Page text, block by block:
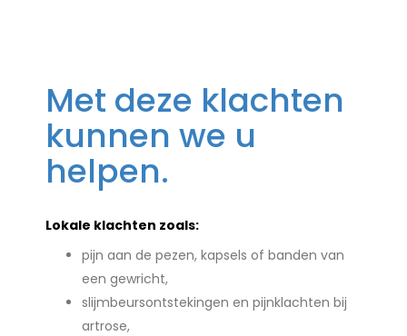
Met deze klachten
kunnen we u
helpen.
Lokale klachten zoals:
pijn aan de pezen, kapsels of banden van
een gewricht,
slijmbeursontstekingen en pijnklachten bij
artrose,